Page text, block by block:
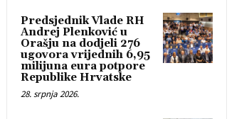
Predsjednik Vlade RH
Andrej Plenković u
Orašju na dodjeli 276
ugovora vrijednih 6,95
milijuna eura potpore
Republike Hrvatske
28. srpnja 2026.